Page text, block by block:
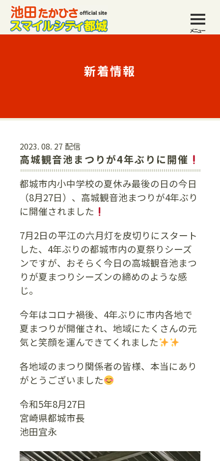
メニュー
新着情報
2023. 08. 27 配信
高城観音池まつりが4年ぶりに開催
都城市内小中学校の夏休み最後の日の今日
（8月27日）、高城観音池まつりが4年ぶり
に開催されました
7月2日の平江の六月灯を皮切りにスタート
した、4年ぶりの都城市内の夏祭りシーズ
ンですが、おそらく今日の高城観音池まつ
りが夏まつりシーズンの締めのような感
じ。
今年はコロナ禍後、4年ぶりに市内各地で
夏まつりが開催され、地域にたくさんの元
気と笑顔を運んできてくれました
各地域のまつり関係者の皆様、本当にあり
がとうございました
令和5年8月27日
宮崎県都城市長
池田宜永